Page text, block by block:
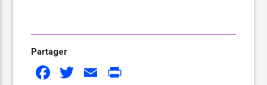
Partager
Facebook
Twitter
Email